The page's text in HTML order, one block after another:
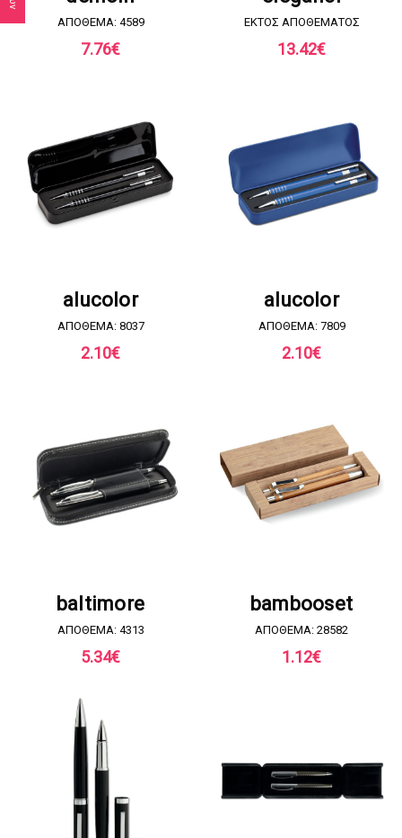
ΑΠΟΘΕΜΑ: 4589
7.76€
EKTOΣ ΑΠΟΘΕΜΑΤΟΣ
13.42€
alucolor
ΑΠΟΘΕΜΑ: 8037
2.10€
alucolor
ΑΠΟΘΕΜΑ: 7809
2.10€
baltimore
ΑΠΟΘΕΜΑ: 4313
5.34€
bambooset
ΑΠΟΘΕΜΑ: 28582
1.12€